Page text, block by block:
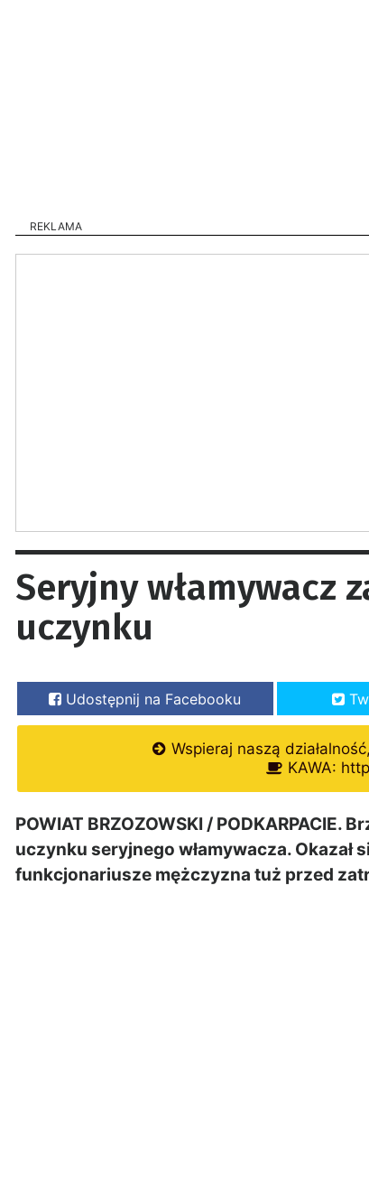
REKLAMA
Seryjny włamywacz
uczynku
Udostępnij na Facebooku
Wspieraj naszą
KAWA:
POWIAT BRZOZOWSKI /
uczynku seryjnego włamywacza.
funkcjonariusze mężczyzna tuż przed